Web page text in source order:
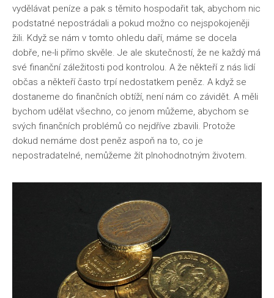
vydělávat peníze a pak s těmito hospodařit tak, abychom nic
podstatné nepostrádali a pokud možno co nejspokojeněji
žili. Když se nám v tomto ohledu daří, máme se docela
dobře, ne-li přímo skvěle. Je ale skutečností, že ne každý má
své finanční záležitosti pod kontrolou. A že někteří z nás lidí
občas a někteří často trpí nedostatkem peněz. A když se
dostaneme do finančních obtíží, není nám co závidět. A měli
bychom udělat všechno, co jenom můžeme, abychom se
svých finančních problémů co nejdříve zbavili. Protože
dokud nemáme dost peněz aspoň na to, co je
nepostradatelné, nemůžeme žít plnohodnotným životem.